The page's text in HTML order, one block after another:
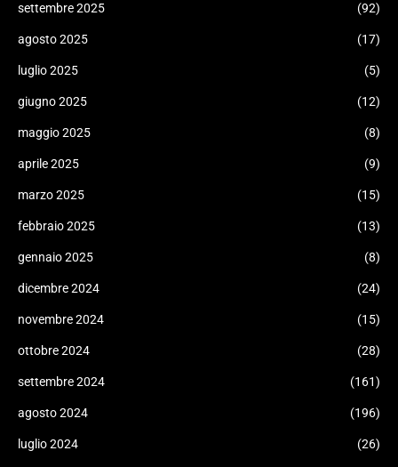
settembre 2025 (92)
agosto 2025 (17)
luglio 2025 (5)
giugno 2025 (12)
maggio 2025 (8)
aprile 2025 (9)
marzo 2025 (15)
febbraio 2025 (13)
gennaio 2025 (8)
dicembre 2024 (24)
novembre 2024 (15)
ottobre 2024 (28)
settembre 2024 (161)
agosto 2024 (196)
luglio 2024 (26)